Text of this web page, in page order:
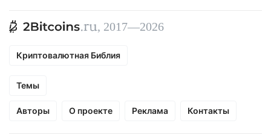
, 2017—2026
Криптовалютная Библия
Темы
Авторы О проекте Реклама Контакты